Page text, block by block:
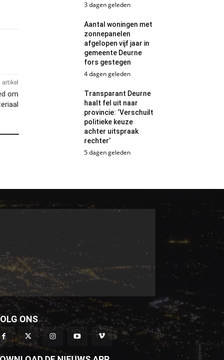
artikel
om
3 dagen geleden
Aantal woningen met
zonnepanelen
afgelopen vijf jaar in
gemeente Deurne
fors gestegen
4 dagen geleden
Transparant Deurne
haalt fel uit naar
provincie: ‘Verschuilt
politieke keuze
achter uitspraak
rechter’
5 dagen geleden
ONS